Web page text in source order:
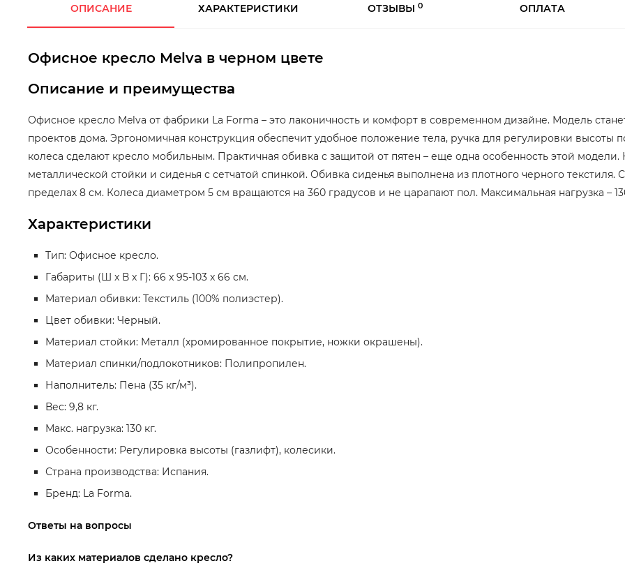
ОПИСАНИЕ ХАРАКТЕРИСТИКИ ОТЗЫВЫ0 ОПЛАТА
Офисное кресло Melva в черном цвете
Описание и преимущества
Офисное кресло Melva от фабрики La Forma – это лаконичность и комфорт в современном дизайне. Модель
проектов дома. Эргономичная конструкция обеспечит удобное положение тела, ручка для регулировки высоты
колеса сделают кресло мобильным. Практичная обивка с защитой от пятен – еще одна особенность этой
металлической стойки и сиденья с сетчатой спинкой. Обивка сиденья выполнена из плотного черного
пределах 8 см. Колеса диаметром 5 см вращаются на 360 градусов и не царапают пол. Максимальная нагрузка –
Характеристики
Тип: Офисное кресло.
Габариты (Ш x В x Г): 66 x 95-103 x 66 см.
Материал обивки: Текстиль (100% полиэстер).
Цвет обивки: Черный.
Материал стойки: Металл (хромированное покрытие, ножки окрашены).
Материал спинки/подлокотников: Полипропилен.
Наполнитель: Пена (35 кг/м³).
Вес: 9,8 кг.
Макс. нагрузка: 130 кг.
Особенности: Регулировка высоты (газлифт), колесики.
Страна производства: Испания.
Бренд: La Forma.
Ответы на вопросы
Из каких материалов сделано кресло?